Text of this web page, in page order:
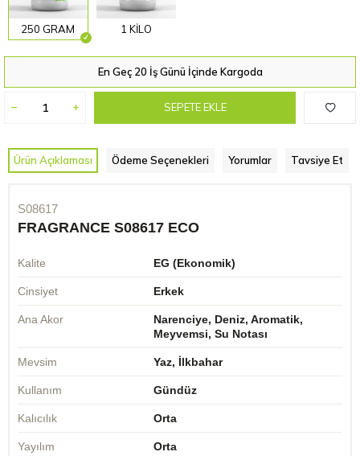
250 GRAM 1 KİLO
En Geç 20 İş Günü İçinde Kargoda
SEPETE EKLE
Ürün Açıklaması Ödeme Seçenekleri Yorumlar Tavsiye Et
S08617
FRAGRANCE S08617 ECO
Kalite EG (Ekonomik)
Cinsiyet Erkek
Ana Akor
Narenciye, Deniz, Aromatik,
Meyvemsi, Su Notası
Mevsim Yaz, İlkbahar
Kullanım Gündüz
Kalıcılık Orta
Yayılım Orta